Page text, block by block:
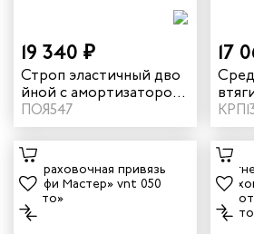
19 340 ₽
Строп эластичный дво
йной с амортизатором
«аЕ22 110» vnt aE22 110
ПОЯ547
17
«НВ-
set